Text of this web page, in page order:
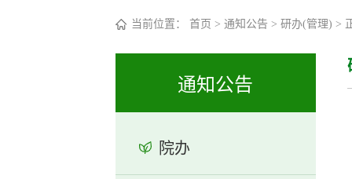
当前位置： 首页 > 通知公告 > 研办(管理) >
通知公告
院办